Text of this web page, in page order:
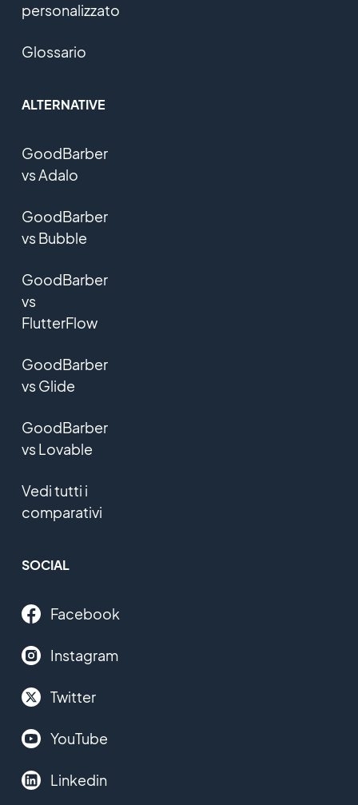
personalizzato
Glossario
ALTERNATIVE
GoodBarber
vs Adalo
GoodBarber
vs Bubble
GoodBarber
vs
FlutterFlow
GoodBarber
vs Glide
GoodBarber
vs Lovable
Vedi tutti i
comparativi
SOCIAL
Facebook
Instagram
Twitter
YouTube
Linkedin